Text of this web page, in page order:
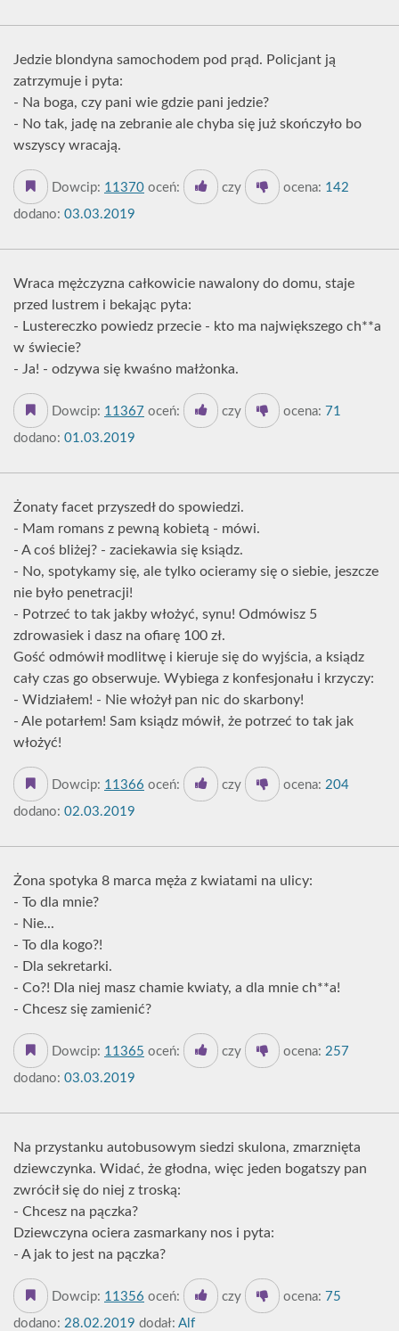
Jedzie blondyna samochodem pod prąd. Policjant ją
zatrzymuje i pyta:
- Na boga, czy pani wie gdzie pani jedzie?
- No tak, jadę na zebranie ale chyba się już skończyło bo
wszyscy wracają.
Dowcip: 11370 oceń: czy ocena: 142
dodano: 03.03.2019
Wraca mężczyzna całkowicie nawalony do domu, staje
przed lustrem i bekając pyta:
- Lustereczko powiedz przecie - kto ma największego ch**a
w świecie?
- Ja! - odzywa się kwaśno małżonka.
Dowcip: 11367 oceń: czy ocena: 71
dodano: 01.03.2019
Żonaty facet przyszedł do spowiedzi.
- Mam romans z pewną kobietą - mówi.
- A coś bliżej? - zaciekawia się ksiądz.
- No, spotykamy się, ale tylko ocieramy się o siebie, jeszcze
nie było penetracji!
- Potrzeć to tak jakby włożyć, synu! Odmówisz 5
zdrowasiek i dasz na ofiarę 100 zł.
Gość odmówił modlitwę i kieruje się do wyjścia, a ksiądz
cały czas go obserwuje. Wybiega z konfesjonału i krzyczy:
- Widziałem! - Nie włożył pan nic do skarbony!
- Ale potarłem! Sam ksiądz mówił, że potrzeć to tak jak
włożyć!
Dowcip: 11366 oceń: czy ocena: 204
dodano: 02.03.2019
Żona spotyka 8 marca męża z kwiatami na ulicy:
- To dla mnie?
- Nie...
- To dla kogo?!
- Dla sekretarki.
- Co?! Dla niej masz chamie kwiaty, a dla mnie ch**a!
- Chcesz się zamienić?
Dowcip: 11365 oceń: czy ocena: 257
dodano: 03.03.2019
Na przystanku autobusowym siedzi skulona, zmarznięta
dziewczynka. Widać, że głodna, więc jeden bogatszy pan
zwrócił się do niej z troską:
- Chcesz na pączka?
Dziewczyna ociera zasmarkany nos i pyta:
- A jak to jest na pączka?
Dowcip: 11356 oceń: czy ocena: 75
dodano: 28.02.2019 dodał: Alf